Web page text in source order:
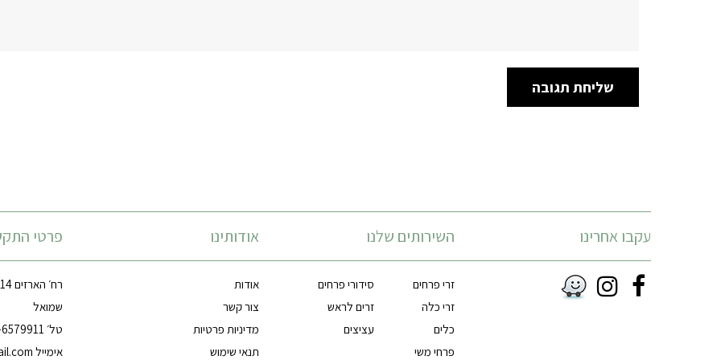
עקבו אחרינו השירותים שלנו
זרי פרחים
סידורי פרחים
זרי כלה
זרים לראש
כלים
עציצים
פרחי משי
אודותינו
אודות
צור קשר
מדיניות פרטיות
תנאי שימוש
פרטי
שמואל
טל׳ 03-6579911
אימייל